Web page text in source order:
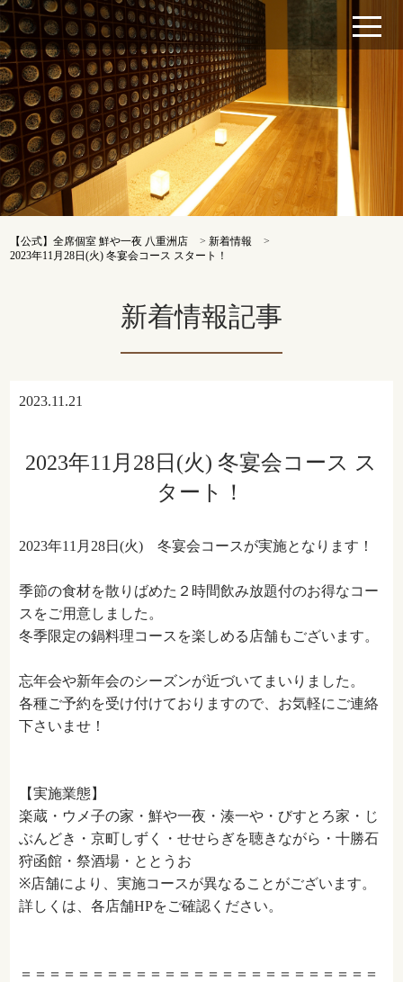
【公式】全席個室 鮮や一夜 八重洲店 >新着情報
>
2023年11月28日(火) 冬宴会コース スタート！
新着情報記事
2023.11.21
2023年11月28日(火) 冬宴会コース ス
タート！
2023年11月28日(火) 冬宴会コースが実施となります！
季節の食材を散りばめた２時間飲み放題付のお得なコー
スをご用意しました。
冬季限定の鍋料理コースを楽しめる店舗もございます。
忘年会や新年会のシーズンが近づいてまいりました。
各種ご予約を受け付けておりますので、お気軽にご連絡
下さいませ！
【実施業態】
楽蔵・ウメ子の家・鮮や一夜・湊一や・びすとろ家・じ
ぶんどき・京町しずく・せせらぎを聴きながら・十勝石
狩函館・祭酒場・ととうお
※店舗により、実施コースが異なることがございます。
詳しくは、各店舗HPをご確認ください。
＝＝＝＝＝＝＝＝＝＝＝＝＝＝＝＝＝＝＝＝＝＝＝＝＝